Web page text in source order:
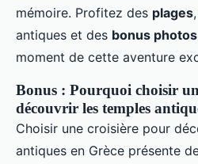
mémoire. Profitez des plages
antiques et des bonus photos
moment de cette aventure
Bonus : Pourquoi choisir
découvrir les temples
Choisir une croisière pour
antiques en Grèce présente